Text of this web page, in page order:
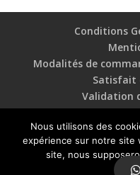
Conditions
Modalités de
Satisfait
Validation
COPYRIGHT © 2009-2020
BOUTIQUE EN LIGNE D'
RÉSERVÉ. LIENS UTILES :
Nous utilisons des
expérience sur notre site
site, nous